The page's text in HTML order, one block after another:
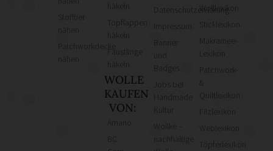
Stofftier
Patchworkdecke
häkeln
Topflappen
häkeln
Fäustlinge
häkeln
WOLLE
KAUFEN
VON:
Datenschutzerklärung
Kultur
Wollke –
nachhaltige
Wolllexikon
Sticklexikon
Makramee-
Lexikon
Patchwork-
&
Quiltlexikon
Filzlexikon
Weblexikon
Töpferlexikon